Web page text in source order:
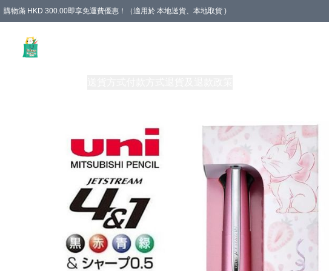
購物滿 HKD 300.00即享免運費優惠！（適用於 本地送貨、本地取貨 )